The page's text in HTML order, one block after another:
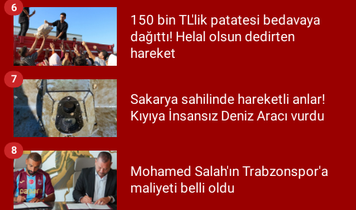
150 bin TL'lik patatesi bedavaya
dağıttı! Helal olsun dedirten
hareket
6
Sakarya sahilinde hareketli anlar!
Kıyıya İnsansız Deniz Aracı vurdu
7
Mohamed Salah'ın Trabzonspor'a
maliyeti belli oldu
8